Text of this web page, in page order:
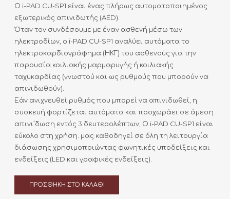
Ο i-PAD CU-SP1 είναι ένας πλήρως αυτοματοποιημένος
εξωτερικός απινιδωτής (AED).
Όταν τον συνδέσουμε με έναν ασθενή μέσω των
ηλεκτροδίων, ο i-PAD CU-SP1 αναλύει αυτόματα το
ηλεκτροκαρδιογράφημα (ΗΚΓ) του ασθενούς για την
παρουσία κοιλιακής μαρμαρυγής ή κοιλιακής
ταχυκαρδίας (γνωστού και ως ρυθμούς που μπορούν να
απινιδωθούν).
Εάν ανιχνευθεί ρυθμός που μπορεί να απινιδωθεί, η
συσκευή φορτίζεται αυτόματα και προχωράει σε άμεση
απινι΄δωση εντός 3 δευτερολέπτων, Ο i-PAD CU-SP1 είναι
εύκολο στη χρήση. μας καθοδηγεί σε όλη τη λειτουργία
διάσωσης χρησιμοποιώντας φωνητικές υποδείξεις και
ενδείξεις (LED και γραφικές ενδείξεις).
ΠΡΟΣΘΉΚΗ ΣΤΟ ΚΑΛΆΘΙ